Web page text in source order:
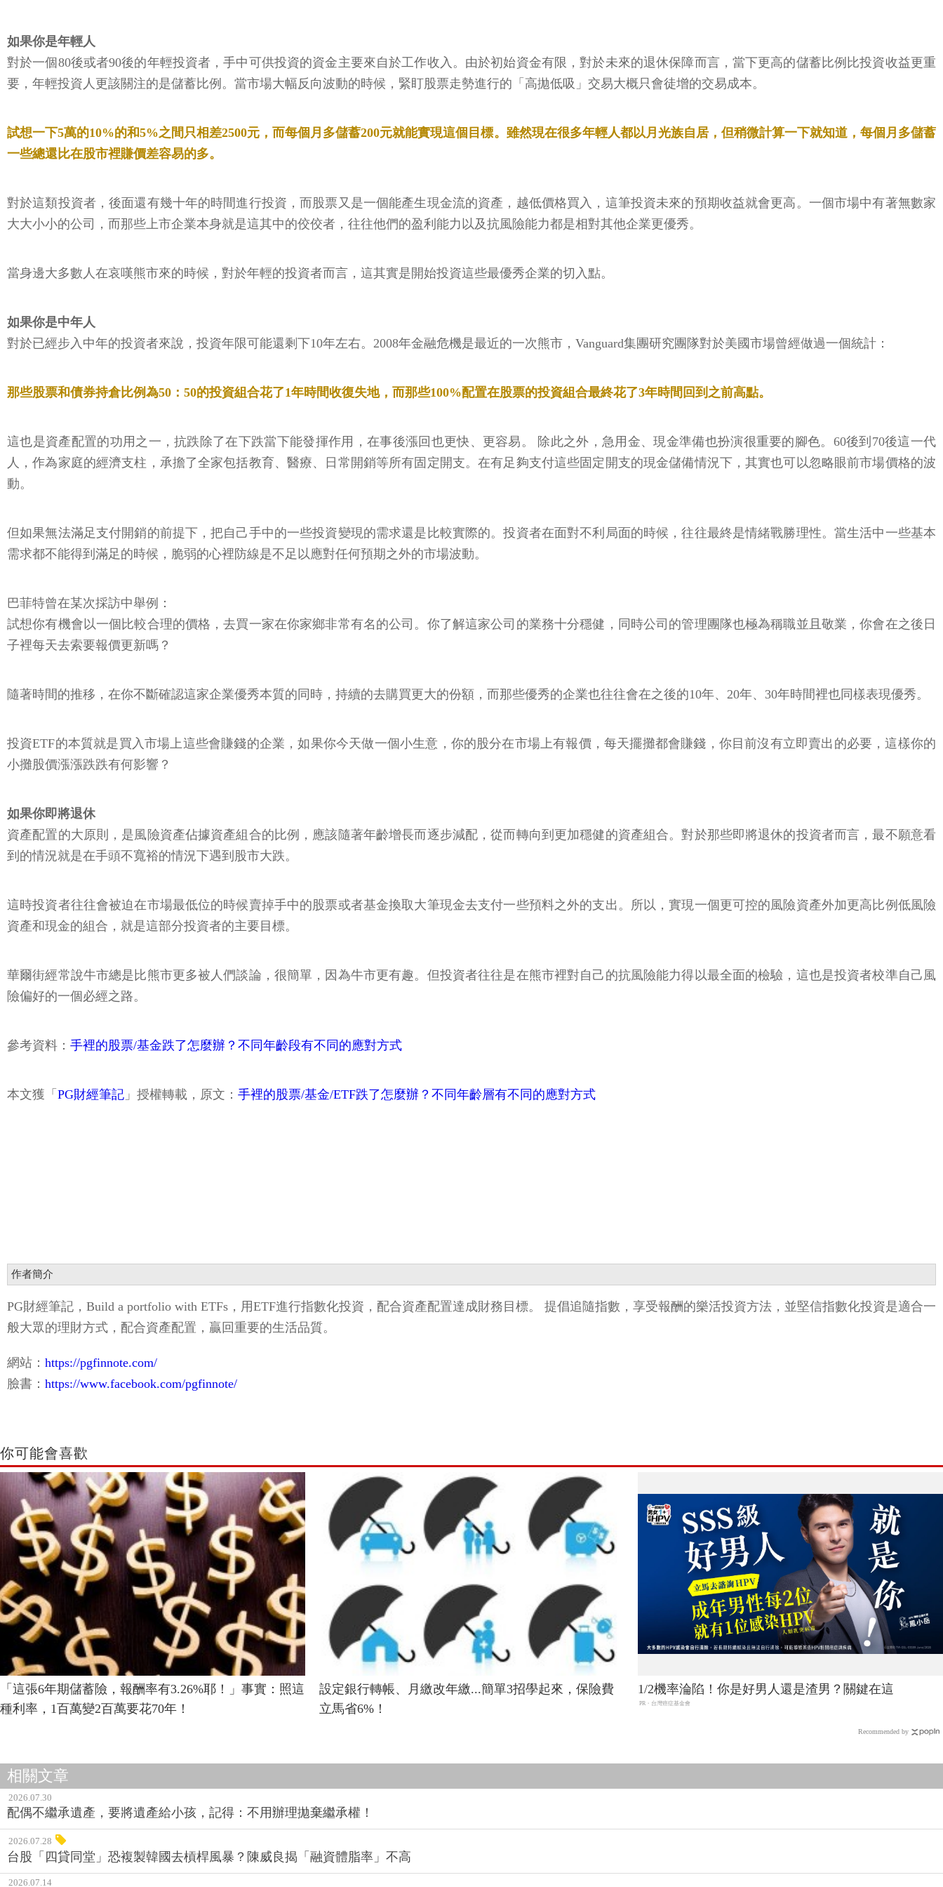
如果你是年輕人
對於一個80後或者90後的年輕投資者，手中可供投資的資金主要來自於工作收入。由於初始資金有限，對於未來的退休保障而言，當下更高的儲蓄比例比投資收益更重
要，年輕投資人更該關注的是儲蓄比例。當市場大幅反向波動的時候，緊盯股票走勢進行的「高拋低吸」交易大概只會徒增的交易成本。
試想一下5萬的10%的和5%之間只相差2500元，而每個月多儲蓄200元就能實現這個目標。雖然現在很多年輕人都以月光族自居，但稍微計算一下就知道，每個月多儲蓄
一些總還比在股市裡賺價差容易的多。
對於這類投資者，後面還有幾十年的時間進行投資，而股票又是一個能產生現金流的資產，越低價格買入，這筆投資未來的預期收益就會更高。一個市場中有著無數家
大大小小的公司，而那些上市企業本身就是這其中的佼佼者，往往他們的盈利能力以及抗風險能力都是相對其他企業更優秀。
當身邊大多數人在哀嘆熊市來的時候，對於年輕的投資者而言，這其實是開始投資這些最優秀企業的切入點。
如果你是中年人
對於已經步入中年的投資者來說，投資年限可能還剩下10年左右。2008年金融危機是最近的一次熊市，Vanguard集團研究團隊對於美國市場曾經做過一個統計：
那些股票和債券持倉比例為50：50的投資組合花了1年時間收復失地，而那些100%配置在股票的投資組合最終花了3年時間回到之前高點。
這也是資產配置的功用之一，抗跌除了在下跌當下能發揮作用，在事後漲回也更快、更容易。 除此之外，急用金、現金準備也扮演很重要的腳色。60後到70後這一代
人，作為家庭的經濟支柱，承擔了全家包括教育、醫療、日常開銷等所有固定開支。在有足夠支付這些固定開支的現金儲備情況下，其實也可以忽略眼前市場價格的波
動。
但如果無法滿足支付開銷的前提下，把自己手中的一些投資變現的需求還是比較實際的。投資者在面對不利局面的時候，往往最終是情緒戰勝理性。當生活中一些基本
需求都不能得到滿足的時候，脆弱的心裡防線是不足以應對任何預期之外的市場波動。
巴菲特曾在某次採訪中舉例：
試想你有機會以一個比較合理的價格，去買一家在你家鄉非常有名的公司。你了解這家公司的業務十分穩健，同時公司的管理團隊也極為稱職並且敬業，你會在之後日
子裡每天去索要報價更新嗎？
隨著時間的推移，在你不斷確認這家企業優秀本質的同時，持續的去購買更大的份額，而那些優秀的企業也往往會在之後的10年、20年、30年時間裡也同樣表現優秀。
投資ETF的本質就是買入市場上這些會賺錢的企業，如果你今天做一個小生意，你的股分在市場上有報價，每天擺攤都會賺錢，你目前沒有立即賣出的必要，這樣你的
小攤股價漲漲跌跌有何影響？
如果你即將退休
資產配置的大原則，是風險資產佔據資產組合的比例，應該隨著年齡增長而逐步減配，從而轉向到更加穩健的資產組合。對於那些即將退休的投資者而言，最不願意看
到的情況就是在手頭不寬裕的情況下遇到股市大跌。
這時投資者往往會被迫在市場最低位的時候賣掉手中的股票或者基金換取大筆現金去支付一些預料之外的支出。所以，實現一個更可控的風險資產外加更高比例低風險
資產和現金的組合，就是這部分投資者的主要目標。
華爾街經常說牛市總是比熊市更多被人們談論，很簡單，因為牛市更有趣。但投資者往往是在熊市裡對自己的抗風險能力得以最全面的檢驗，這也是投資者校準自己風
險偏好的一個必經之路。
參考資料： 手裡的股票/基金跌了怎麼辦？不同年齡段有不同的應對方式
本文獲「 PG財經筆記 」授權轉載，原文： 手裡的股票/基金/ETF跌了怎麼辦？不同年齡層有不同的應對方式
作者簡介
PG財經筆記，Build a portfolio with ETFs，用ETF進行指數化投資，配合資產配置達成財務目標。 提倡追隨指數，享受報酬的樂活投資方法，並堅信指數化投資是適合一
般大眾的理財方式，配合資產配置，贏回重要的生活品質。
網站： https://pgfinnote.com/
臉書： https://www.facebook.com/pgfinnote/
你可能會喜歡
「這張6年期儲蓄險，報酬率有3.26%耶！」事實：照這
種利率，1百萬變2百萬要花70年！
設定銀行轉帳、月繳改年繳...簡單3招學起來，保險費
立馬省6%！
1/2機率淪陷！你是好男人還是渣男？關鍵在這
PR・台灣癌症基金會
Recommended by
相關文章
2026.07.30
配偶不繼承遺產，要將遺產給小孩，記得：不用辦理拋棄繼承權！
2026.07.28
台股「四貸同堂」恐複製韓國去槓桿風暴？陳威良揭「融資體脂率」不高
2026.07.14